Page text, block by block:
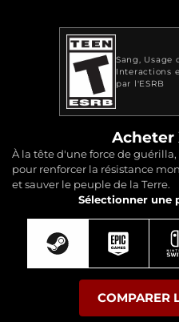
Sang Usage
Interactions
par l'ESRB
Acheter
À la tête d'une force de
pour renforcer la résistance
et sauver le peuple de la Terre.
Sélectionner une
COMPARER